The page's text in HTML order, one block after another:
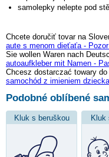
samolepky nelepte pod
Chcete doručiť tovar na
aute s menom dieťaťa -
Sie wollen Waren nach
autoaufkleber mit Namen -
Chcesz dostarczać towary
samochód z imieniem
Podobné oblíbené
Kluk s beruškou Kluk